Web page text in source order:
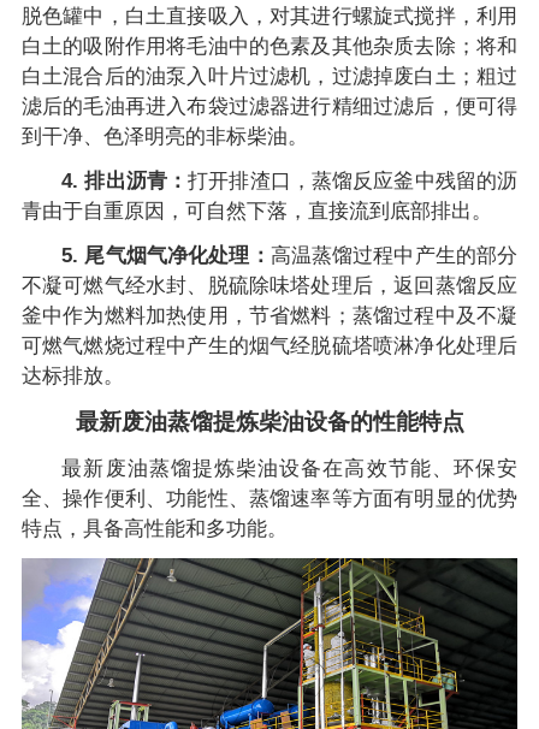
脱色罐中，白土直接吸入，对其进行螺旋式搅拌，利用
白土的吸附作用将毛油中的色素及其他杂质去除；将和
白土混合后的油泵入叶片过滤机，过滤掉废白土；粗过
滤后的毛油再进入布袋过滤器进行精细过滤后，便可得
到干净、色泽明亮的非标柴油。
4. 排出沥青：打开排渣口，蒸馏反应釜中残留的沥
青由于自重原因，可自然下落，直接流到底部排出。
5. 尾气烟气净化处理： 高温蒸馏过程中产生的部分
不凝可燃气经水封、脱硫除味塔处理后，返回蒸馏反应
釜中作为燃料加热使用，节省燃料；蒸馏过程中及不凝
可燃气燃烧过程中产生的烟气经脱硫塔喷淋净化处理后
达标排放。
最新废油蒸馏提炼柴油设备的性能特点
最新废油蒸馏提炼柴油设备在高效节能、环保安
全、操作便利、功能性、蒸馏速率等方面有明显的优势
特点，具备高性能和多功能。